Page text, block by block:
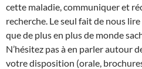
cette maladie, communiquer et
recherche. Le seul fait de nous
que de plus en plus de monde
N’hésitez pas à en parler autour
votre disposition (orale,